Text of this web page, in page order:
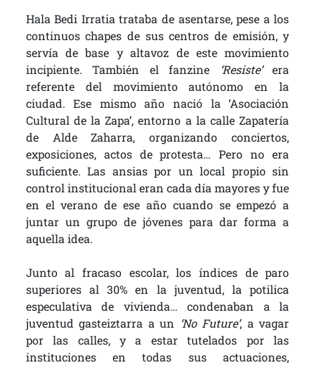
Hala Bedi Irratia trataba de asentarse, pese a los
continuos chapes de sus centros de emisión, y
servía de base y altavoz de este movimiento
incipiente. También el fanzine
‘Resiste’era
referente del movimiento autónomo en la
ciudad. Ese mismo año nació la ‘Asociación
Cultural de la Zapa’, entorno a la calle Zapatería
de Alde Zaharra, organizando conciertos,
exposiciones, actos de protesta… Pero no era
suficiente. Las ansias por un local propio sin
control institucional eran cada día mayores y fue
en el verano de ese año cuando se empezó a
juntar un grupo de jóvenes para dar forma a
aquella idea.
Junto al fracaso escolar, los índices de paro
superiores al 30% en la juventud, la potilica
especulativa de vivienda… condenaban a la
juventud gasteiztarra a un ‘No Future’, a vagar
por las calles, y a estar tutelados por las
instituciones en todas sus actuaciones,